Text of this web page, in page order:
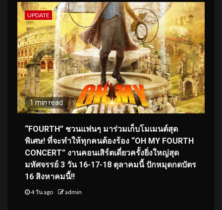
UPDATE
1 min read
“FOURTH” ชวนแฟนๆ มาร่วมเก็บโมเมนต์สุด
พิเศษ! ที่จะทำให้ทุกคนต้องร้อง “OH MY FOURTH
CONCERT” งานคอนเสิร์ตเดี่ยวครั้งยิ่งใหญ่สุด
มหัศจรรย์ 3 วัน 16-17-18 ตุลาคมนี้ ปักหมุดกดบัตร
16 สิงหาคมนี้!!
4 วัน ago admin